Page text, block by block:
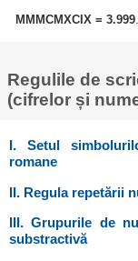
MMMCMXCIX = 3.999
Regulile de
(cifrelor și
I. Setul
romane
II. Regula repetării
III. Grupurile de
substractivă